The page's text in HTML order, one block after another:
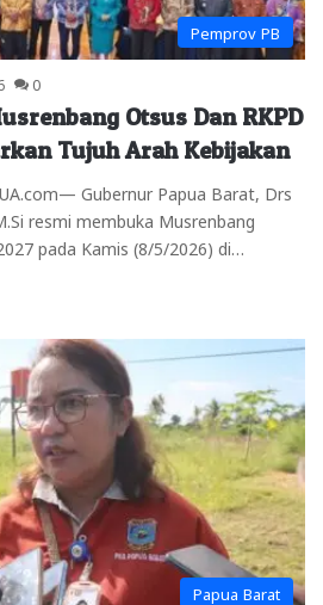
Pemprov PB
0
Otsus Dan RKPD
Tujuh Arah Kebijakan
Gubernur Papua Barat, Drs
resmi membuka Musrenbang
pada Kamis (8/5/2026) di…
Papua Barat